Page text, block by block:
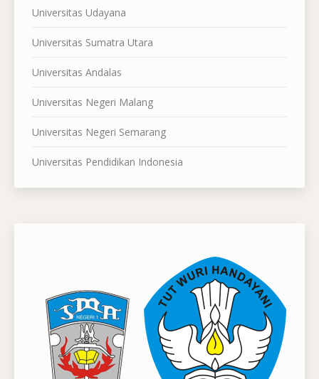
Universitas Udayana
Universitas Sumatra Utara
Universitas Andalas
Universitas Negeri Malang
Universitas Negeri Semarang
Universitas Pendidikan Indonesia